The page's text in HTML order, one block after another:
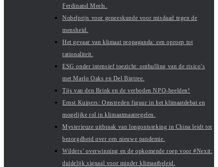
Ferdinand Meels.
Nobelprijs voor geneeskunde voor misdaad tegen de
mensheid.
Het gevaar van klimaat propaganda: een oproep tot
rationaliteit.
ESG onder intensief toezicht: onthulling van de risico’s
met Marlo Oaks en Del Bigtree.
Tijs van den Brink en de verboden NPO-beelden!
Ernst Kuipers: Omstreden figuur in het klimaatdebat en
mogelijke rol in klimaatmaatregelen.
Mysterieuze uitbraak van longontsteking in China leidt tot
bezorgdheid over een nieuwe pandemie.
Wilders’ overwinning en de opkomende roep voor #Nexit:
duidelijk signaal voor minder klimaatbeleid.